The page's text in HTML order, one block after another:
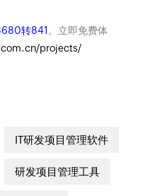
转841 。立即免费体
projects/
IT研发项目管理软件
研发项目管理工具